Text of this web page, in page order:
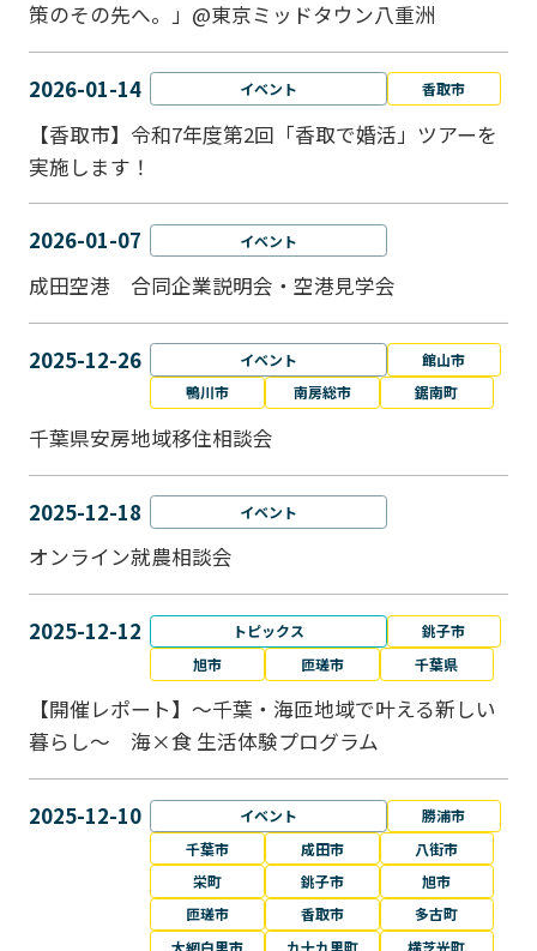
策のその先へ。」@東京ミッドタウン八重洲
2026-01-14 イベント 香取市
【香取市】令和7年度第2回「香取で婚活」ツアーを
実施します！
2026-01-07 イベント
成田空港 合同企業説明会・空港見学会
2025-12-26 イベント
館山市
鴨川市
南房総市 鋸南町
千葉県安房地域移住相談会
2025-12-18 イベント
オンライン就農相談会
2025-12-12 トピックス
銚子市
旭市
匝瑳市 千葉県
【開催レポート】～千葉・海匝地域で叶える新しい
暮らし～ 海×食 生活体験プログラム
2025-12-10 イベント
勝浦市
千葉市
成田市
八街市
栄町
銚子市
旭市
匝瑳市
香取市
多古町
大網白里市
九十九里町
横芝光町